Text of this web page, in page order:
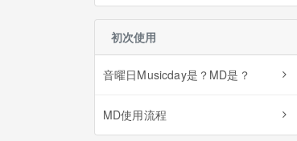
初次使用
音曜日Musicday是？MD是？
MD使用流程